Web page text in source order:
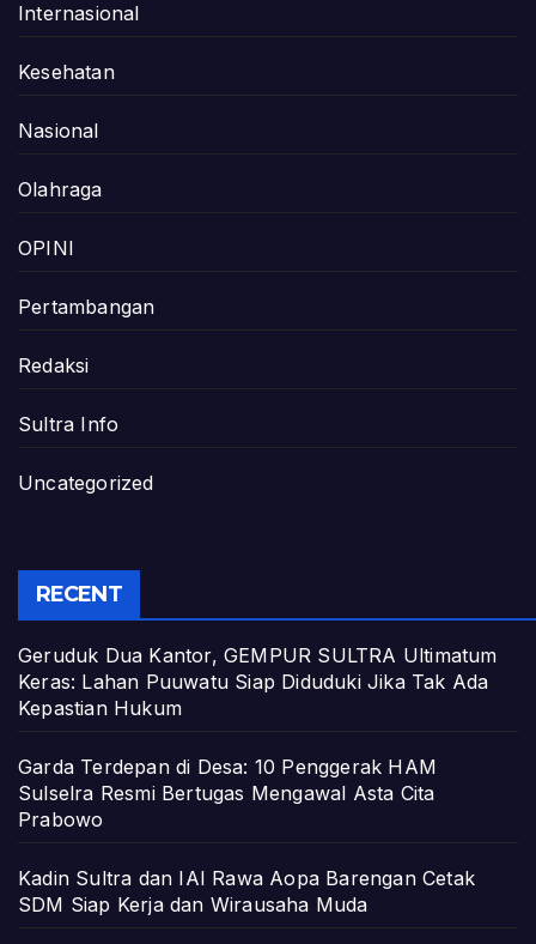
Internasional
Kesehatan
Nasional
Olahraga
OPINI
Pertambangan
Redaksi
Sultra Info
Uncategorized
RECENT
Geruduk Dua Kantor, GEMPUR SULTRA Ultimatum
Keras: Lahan Puuwatu Siap Diduduki Jika Tak Ada
Kepastian Hukum
Garda Terdepan di Desa: 10 Penggerak HAM
Sulselra Resmi Bertugas Mengawal Asta Cita
Prabowo
Kadin Sultra dan IAI Rawa Aopa Barengan Cetak
SDM Siap Kerja dan Wirausaha Muda